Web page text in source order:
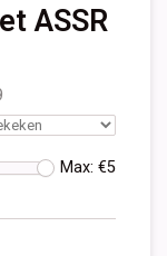
ASSR
Max: €5